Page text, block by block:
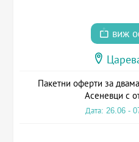
виж
Пакетни оферти за
Асеневци с
Дата: 26.06 -